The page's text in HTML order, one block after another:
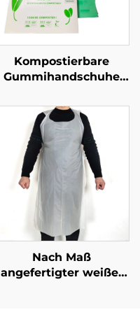
Kompostierbare
Gummihandschuhe
kompostierbar aus
PLA PBAT Maisstärke
Material
Nach Maß
angefertigter weißer